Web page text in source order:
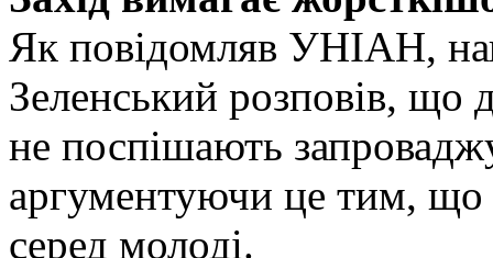
Як повідомляв УНІАН,
Зеленський розповів, що
не поспішають
аргументуючи це тим, що
серед молоді.